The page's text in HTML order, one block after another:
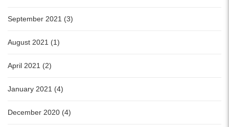
September 2021 (3)
August 2021 (1)
April 2021 (2)
January 2021 (4)
December 2020 (4)